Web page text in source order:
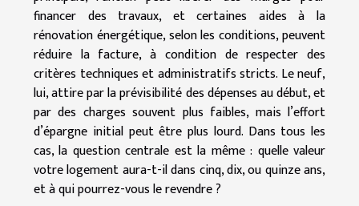
financer des travaux, et certaines aides à la
rénovation énergétique, selon les conditions, peuvent
réduire la facture, à condition de respecter des
critères techniques et administratifs stricts. Le neuf,
lui, attire par la prévisibilité des dépenses au début, et
par des charges souvent plus faibles, mais l’effort
d’épargne initial peut être plus lourd. Dans tous les
cas, la question centrale est la même : quelle valeur
votre logement aura-t-il dans cinq, dix, ou quinze ans,
et à qui pourrez-vous le revendre ?